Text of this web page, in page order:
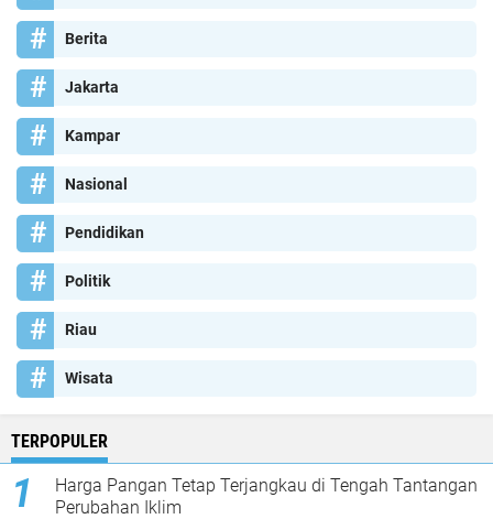
Berita
Jakarta
Kampar
Nasional
Pendidikan
Politik
Riau
Wisata
TERPOPULER
Harga Pangan Tetap Terjangkau di Tengah Tantangan
Perubahan Iklim